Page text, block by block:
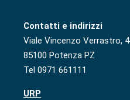
Contatti e indirizzi
Viale Vincenzo Verrastro, 4
85100 Potenza PZ
Tel 0971 661111
URP